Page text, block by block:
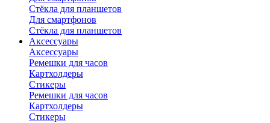
Стёкла для планшетов
Для смартфонов
Стёкла для планшетов
Аксессуары
Аксессуары
Ремешки для часов
Картхолдеры
Стикеры
Ремешки для часов
Картхолдеры
Стикеры